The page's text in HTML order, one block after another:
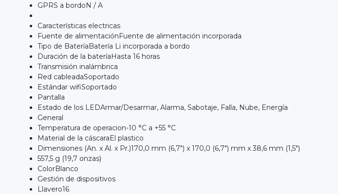
GPRS a bordoN / A
Características electricas
Fuente de alimentaciónFuente de alimentación incorporada
Tipo de BateríaBatería Li incorporada a bordo
Duración de la bateríaHasta 16 horas
Transmisión inalámbrica
Red cableadaSoportado
Estándar wifiSoportado
Pantalla
Estado de los LEDArmar/Desarmar, Alarma, Sabotaje, Falla, Nube, Energía
General
Temperatura de operacion-10 °C a +55 °C
Material de la cáscaraEl plastico
Dimensiones (An. x Al. x Pr.)170,0 mm (6,7") x 170,0 (6,7") mm x 38,6 mm (1,5")
557,5 g (19,7 onzas)
ColorBlanco
Gestión de dispositivos
Llavero16